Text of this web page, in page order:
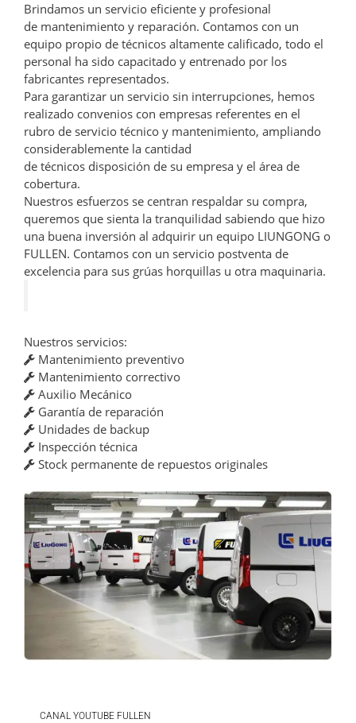
Brindamos un servicio eficiente y profesional
de mantenimiento y reparación. Contamos con un
equipo propio de técnicos altamente calificado, todo el
personal ha sido capacitado y entrenado por los
fabricantes representados.
Para garantizar un servicio sin interrupciones, hemos
realizado convenios con empresas referentes en el
rubro de servicio técnico y mantenimiento, ampliando
considerablemente la cantidad
de técnicos disposición de su empresa y el área de
cobertura.
Nuestros esfuerzos se centran respaldar su compra,
queremos que sienta la tranquilidad sabiendo que hizo
una buena inversión al adquirir un equipo LIUNGONG o
FULLEN. Contamos con un servicio postventa de
excelencia para sus grúas horquillas u otra maquinaria.
Nuestros servicios:
Mantenimiento preventivo
Mantenimiento correctivo
Auxilio Mecánico
Garantía de reparación
Unidades de backup
Inspección técnica
Stock permanente de repuestos originales
CANAL YOUTUBE FULLEN